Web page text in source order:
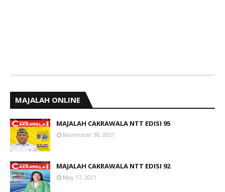
MAJALAH ONLINE
MAJALAH CAKRAWALA NTT EDISI 95
November 30, 2021
MAJALAH CAKRAWALA NTT EDISI 92
May 17, 2021